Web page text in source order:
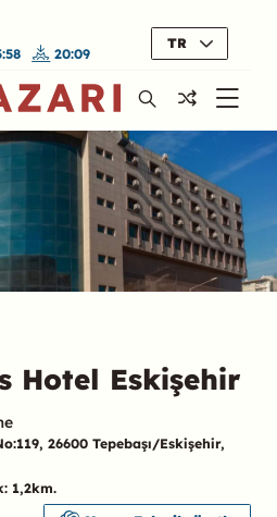
20:09
TR
Hotel Eskişehir
26600 Tepebaşı/Eskişehir,
1,2km.